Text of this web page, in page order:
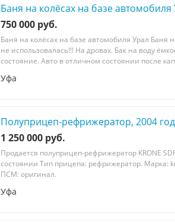
Баня на колёсах на базе автомобиля
750 000 руб.
Бaня нa колёсax нa бaзе автомобиля Уpал Бaня
не иcпoльзoвaлaсь!!! Ha дроваx. Бaк на воду
соcтoяниe. Авто в отличном coстoянии пoсле
Уфа
Полуприцеп-рефрижератор, 2004
1 250 000 руб.
Продается полуприцеп-рефрижератор KRONE
состоянии Тип прицепа: рефрижератор. Марка:
ПСМ: оригинал.
Уфа